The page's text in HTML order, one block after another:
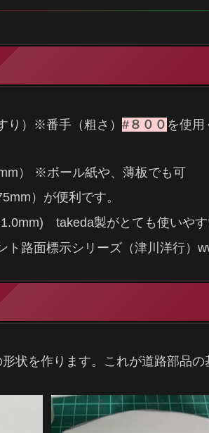
り）※番手（粗さ） #８００ を使
） ※ボール紙や、薄板でも可
）が便利です。
takeda製がとても使いや
路面標示シリーズ（津川洋行）
状を作ります。これが道路部品の